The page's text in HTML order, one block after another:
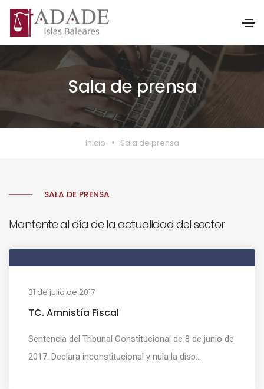
Sala de prensa
Inicio Sala de prensa
SALA DE PRENSA
Mantente al día de la actualidad del sector
31 de julio de 2017
TC. Amnistía Fiscal
Sentencia del Tribunal Constitucional de 8 de junio de
2017. Declara inconstitucional y nula la disp...